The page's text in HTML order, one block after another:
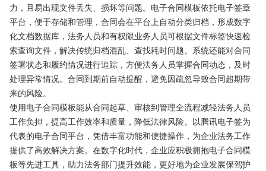
力，且易出现文件丢失、损坏等问题。电子合同模板依托电子签章
平台，便于存储和管理，合同会在平台上自动分类归档，形成数字
化文档数据库，法务人员和有权限业务人员可根据文件标签快速检
索查询文件，解决传统归档混乱、查找耗时问题。系统还能对合同
签署状态和履约情况进行追踪，方便法务人员掌握合同动态，及时
处理异常情况。合同到期前自动提醒，避免因疏忽导致合同超期带
来的风险。​
使用电子合同模板能从合同起草、审核到管理全流程减轻法务人员
工作负担，提高工作效率和质量，降低法律风险。以腾讯电子签为
代表的电子合同平台，凭借丰富功能和便捷操作，为企业法务工作
提供了高效解决方案。在数字化时代，企业应积极拥抱电子合同模
板等先进工具，助力法务部门提升效能，更好地为企业发展保驾护